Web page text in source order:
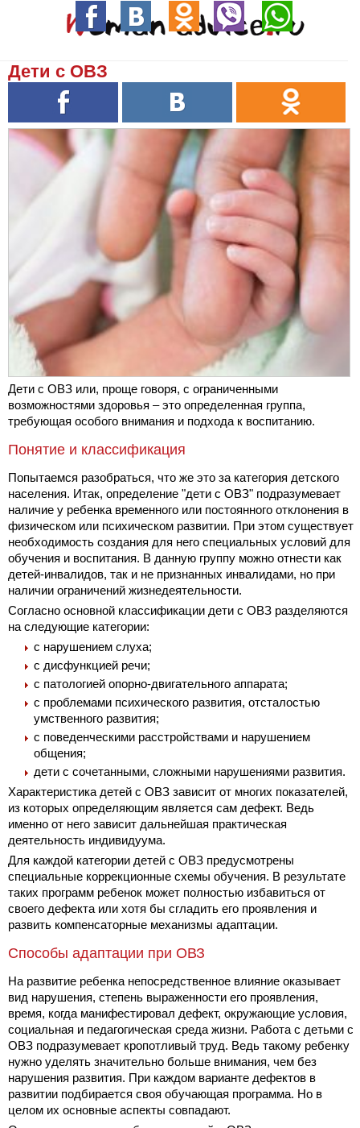
Дети с ОВЗ
Дети с ОВЗ или, проще говоря, с ограниченными
возможностями здоровья – это определенная группа,
требующая особого внимания и подхода к воспитанию.
Понятие и классификация
Попытаемся разобраться, что же это за категория детского
населения. Итак, определение "дети с ОВЗ" подразумевает
наличие у ребенка временного или постоянного отклонения в
физическом или психическом развитии. При этом существует
необходимость создания для него специальных условий для
обучения и воспитания. В данную группу можно отнести как
детей-инвалидов, так и не признанных инвалидами, но при
наличии ограничений жизнедеятельности.
Согласно основной классификации дети с ОВЗ разделяются
на следующие категории:
с нарушением слуха;
с дисфункцией речи;
с патологией опорно-двигательного аппарата;
с проблемами психического развития, отсталостью
умственного развития;
с поведенческими расстройствами и нарушением
общения;
дети с сочетанными, сложными нарушениями развития.
Характеристика детей с ОВЗ зависит от многих показателей,
из которых определяющим является сам дефект. Ведь
именно от него зависит дальнейшая практическая
деятельность индивидуума.
Для каждой категории детей с ОВЗ предусмотрены
специальные коррекционные схемы обучения. В результате
таких программ ребенок может полностью избавиться от
своего дефекта или хотя бы сгладить его проявления и
развить компенсаторные механизмы адаптации.
Способы адаптации при ОВЗ
На развитие ребенка непосредственное влияние оказывает
вид нарушения, степень выраженности его проявления,
время, когда манифестировал дефект, окружающие условия,
социальная и педагогическая среда жизни. Работа с детьми с
ОВЗ подразумевает кропотливый труд. Ведь такому ребенку
нужно уделять значительно больше внимания, чем без
нарушения развития. При каждом варианте дефектов в
развитии подбирается своя обучающая программа. Но в
целом их основные аспекты совпадают.